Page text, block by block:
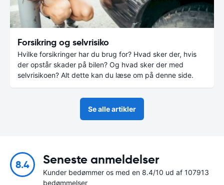
Forsikring og selvrisiko
Hvilke forsikringer har du brug for? Hvad sker der, hvis
der opstår skader på bilen? Og hvad sker der med
selvrisikoen? Alt dette kan du læse om på denne side.
Se alle artikler
8.4 Seneste anmeldelser
Kunder bedømmer os med en 8.4/10 ud af 107913
bedømmelser